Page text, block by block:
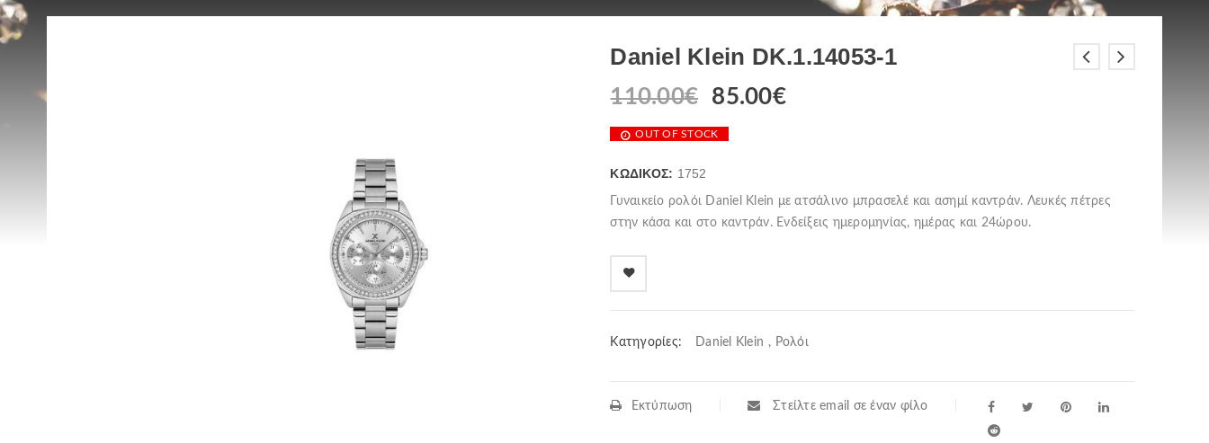
Daniel Klein DK.1.14053-1
110.00€ 85.00€
OUT OF STOCK
ΚΩΔΙΚΌΣ: 1752
Γυναικείο ρολόι Daniel Klein με ατσάλινο μπρασελέ και ασημί καντράν. Λευκές πέτρες
στην κάσα και στο καντράν. Ενδείξεις ημερομηνίας, ημέρας και 24ώρου.
Κατηγορίες: Daniel Klein , Ρολόι
Εκτύπωση Στείλτε email σε έναν φίλο